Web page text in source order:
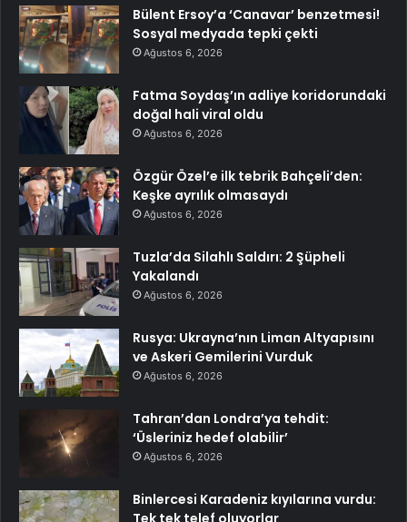
Bülent Ersoy’a ‘Canavar’ benzetmesi!
Sosyal medyada tepki çekti
Ağustos 6, 2026
Fatma Soydaş’ın adliye koridorundaki
doğal hali viral oldu
Ağustos 6, 2026
Özgür Özel’e ilk tebrik Bahçeli’den:
Keşke ayrılık olmasaydı
Ağustos 6, 2026
Tuzla’da Silahlı Saldırı: 2 Şüpheli
Yakalandı
Ağustos 6, 2026
Rusya: Ukrayna’nın Liman Altyapısını
ve Askeri Gemilerini Vurduk
Ağustos 6, 2026
Tahran’dan Londra’ya tehdit:
‘Üsleriniz hedef olabilir’
Ağustos 6, 2026
Binlercesi Karadeniz kıyılarına vurdu: